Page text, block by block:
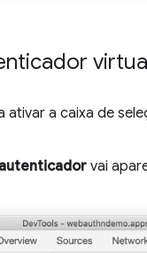
ativar a caixa de
vai